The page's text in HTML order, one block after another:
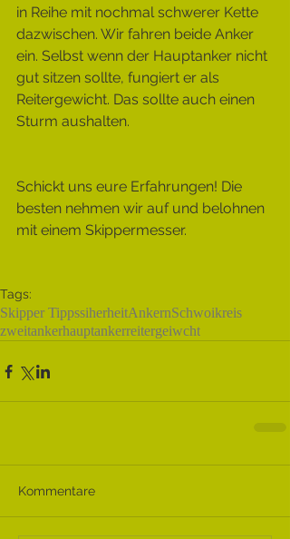
in Reihe mit nochmal schwerer Kette
dazwischen. Wir fahren beide Anker
ein. Selbst wenn der Hauptanker nicht
gut sitzen sollte, fungiert er als
Reitergewicht. Das sollte auch einen
Sturm aushalten.
Schickt uns eure Erfahrungen! Die
besten nehmen wir auf und belohnen
mit einem Skippermesser.
Tags:
Skipper TippssiherheitAnkernSchwoikreis
zweitankerhauptankerreitergeiwcht
Kommentare